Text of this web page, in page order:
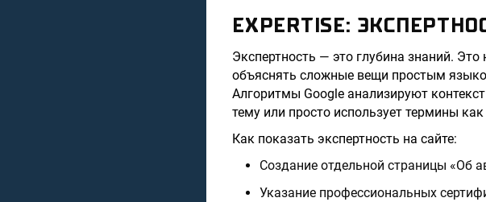
EXPERTISE:
Экспертность — это глубина знаний.
объяснять сложные вещи простым
Алгоритмы Google анализируют
тему или просто использует термины как
Как показать экспертность на сайте:
Создание отдельной страницы «Об
Указание профессиональных